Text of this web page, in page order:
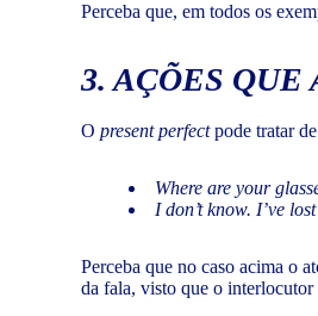
Perceba que, em todos os
3.AÇÕES QUE
O present perfectpode tratar de
Where are your
I don’t know. I’ve
Perceba que no caso acima o
da fala, visto que o interlocutor